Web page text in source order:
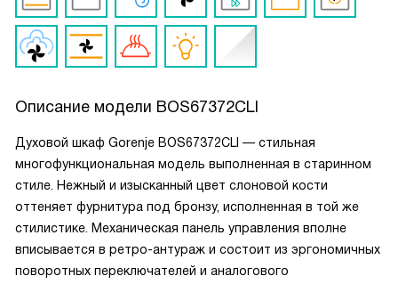
Описание модели BOS67372CLI
Духовой шкаф Gorenje BOS67372CLI — стильная
многофункциональная модель выполненная в старинном
стиле. Нежный и изысканный цвет слоновой кости
оттеняет фурнитура под бронзу, исполненная в той же
стилистике. Механическая панель управления вполне
вписывается в ретро-антураж и состоит из эргономичных
поворотных переключателей и аналогового